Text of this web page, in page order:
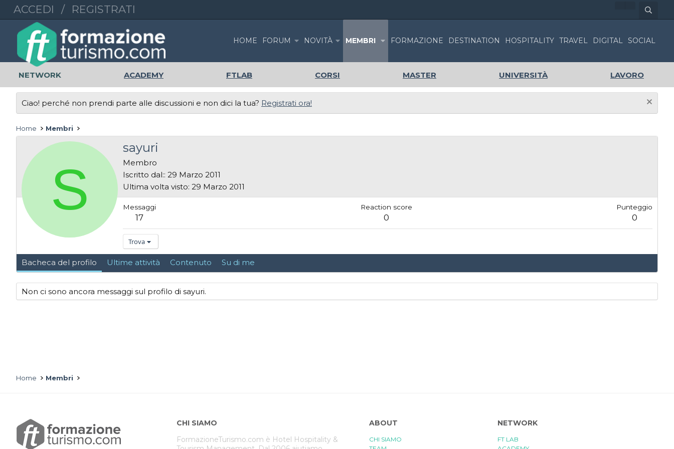
ACCEDI / REGISTRATI
HOME FORUM NOVITÀ MEMBRI FORMAZIONE DESTINATION HOSPITALITY TRAVEL DIGITAL SOCIAL
NETWORK ACADEMY FTLAB CORSI MASTER UNIVERSITÀ LAVORO
Ciao! perché non prendi parte alle discussioni e non dici la tua? Registrati ora!
Home Membri
S
sayuri
Membro
Iscritto dal: 29 Marzo 2011
Ultima volta visto 29 Marzo 2011
Messaggi
17
Reaction score
0
Punteggio
0
Trova
Bacheca del profilo Ultime attività Contenuto Su di me
Non ci sono ancora messaggi sul profilo di sayuri.
Home Membri
CHI SIAMO
FormazioneTurismo.com è Hotel Hospitality &
ABOUT
CHI SIAMO
NETWORK
FT LAB